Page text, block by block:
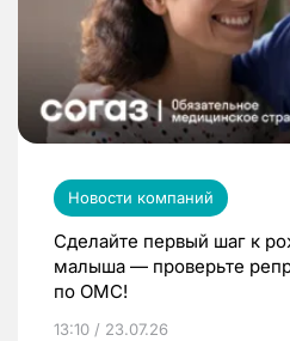
Новости компаний
Сделайте первый шаг к
малыша — проверьте
по ОМС!
13:10 / 23.07.26